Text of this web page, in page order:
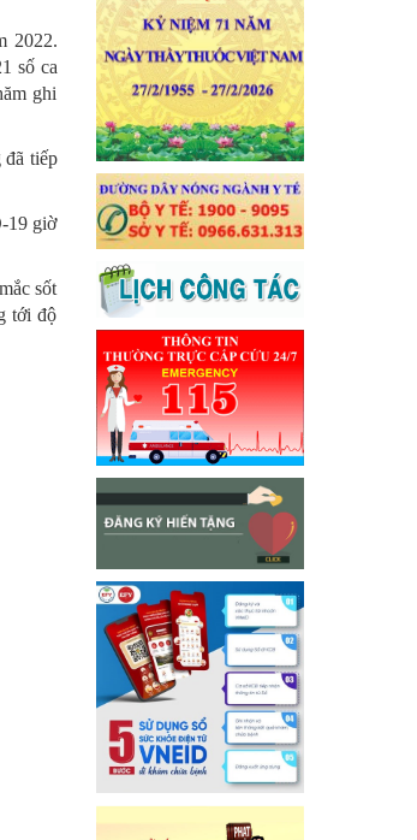
2022.
số ca
ghi
đã tiếp
19 giờ
sốt
tới độ